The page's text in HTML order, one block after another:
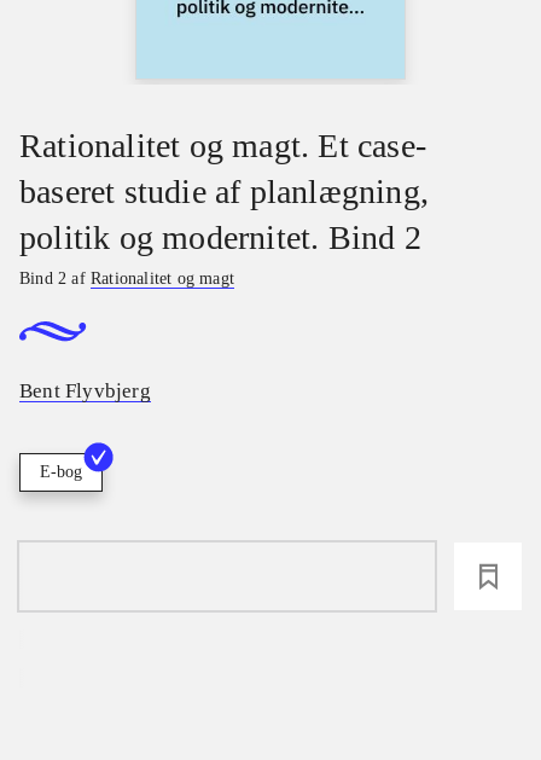
Rationalitet og magt. Et case-
baseret studie af planlægning,
politik og modernitet. Bind 2
Bind 2 afRationalitet og magt
Bent Flyvbjerg
E-bog